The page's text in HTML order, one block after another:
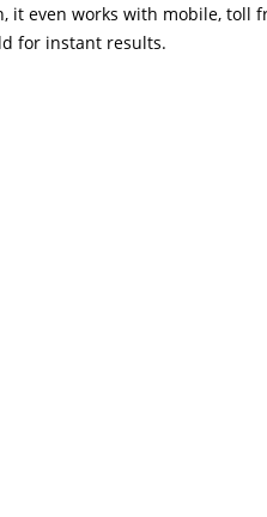
it even works with mobile, toll
for instant results.